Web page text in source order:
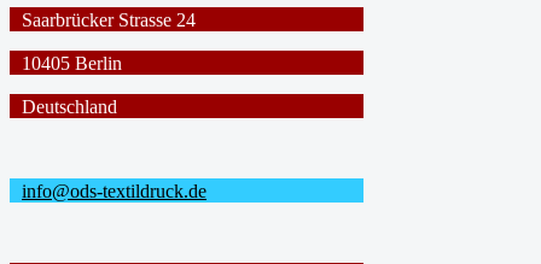
Saarbrücker Strasse 24
10405 Berlin
Deutschland
info@ods-textildruck.de